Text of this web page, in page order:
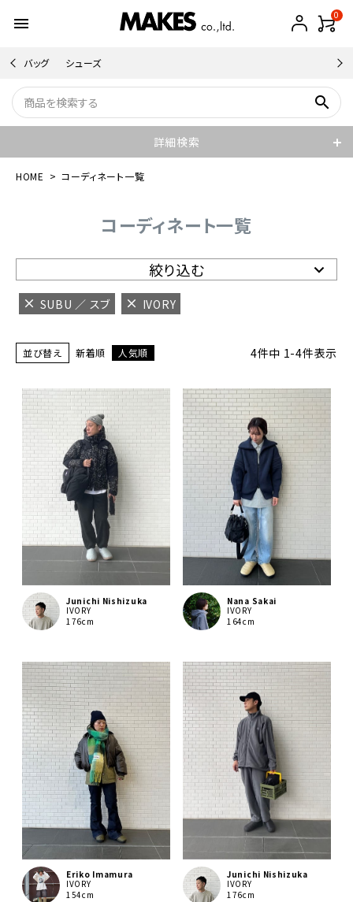
menu 0
バッグ シューズ
search
詳細検索
HOME コーディネート一覧
コーディネート一覧
絞り込む
SUBU ／ スブ IVORY
並び替え 新着順 人気順 4件中 1-4件表示
Junichi Nishizuka
IVORY
176cm
Nana Sakai
IVORY
164cm
Eriko Imamura
IVORY
154cm
Junichi Nishizuka
IVORY
176cm